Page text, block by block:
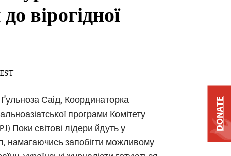
вірогідної
Саід, Координаторка
програми Комітету
Поки світові лідери йдуть у
намагаючись запобігти можливому
DONATE